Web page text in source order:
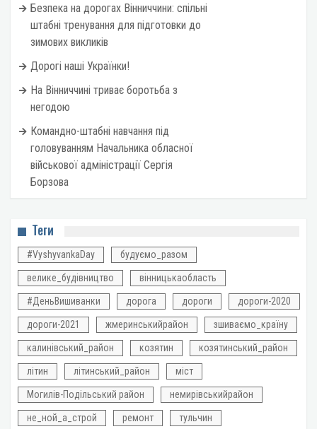
Безпека на дорогах Вінниччини: спільні
штабні тренування для підготовки до
зимових викликів
Дорогі наші Українки!
На Вінниччині триває боротьба з
негодою
Командно-штабні навчання під
головуванням Начальника обласної
військової адміністрації Сергія
Борзова
Теги
#VyshyvankaDay будуємо_разом
велике_будівництво вінницькаобласть
#ДеньВишиванки дорога дороги дороги-2020
дороги-2021 жмеринськийрайон зшиваємо_країну
калинівський_район козятин козятинський_район
літин літинський_район міст
Могилів-Подільський район немирівськийрайон
не_ной_а_строй ремонт тульчин